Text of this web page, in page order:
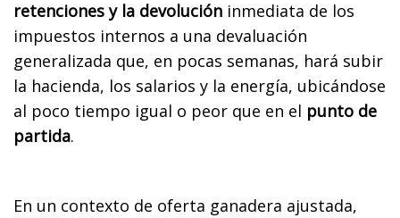
retenciones y la devolución inmediata de los
impuestos internos a una devaluación
generalizada que, en pocas semanas, hará subir
la hacienda, los salarios y la energía, ubicándose
al poco tiempo igual o peor que en el punto de
partida.
En un contexto de oferta ganadera ajustada,